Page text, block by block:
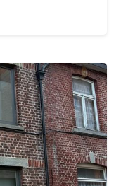
1
103 m²